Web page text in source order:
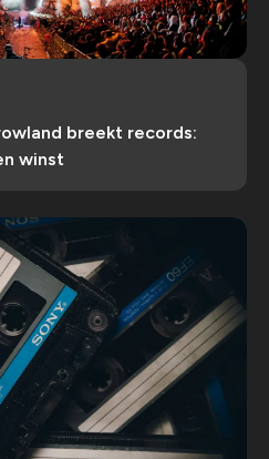
breekt records:
winst